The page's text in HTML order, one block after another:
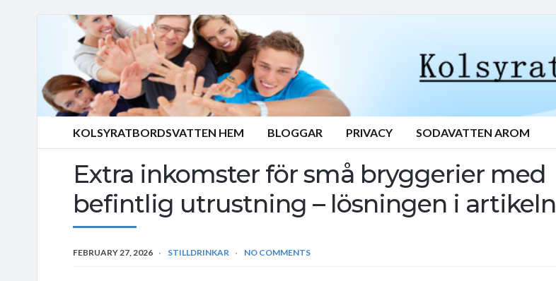
KOLSYRATBORDSVATTEN HEM BLOGGAR PRIVACY SODAVATTEN AROM
Extra inkomster för små bryggerier med
befintlig utrustning – lösningen i artikeln
FEBRUARY 27, 2026 STILLDRINKAR NO COMMENTS